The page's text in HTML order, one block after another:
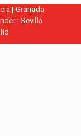
| Granada
|Sevilla